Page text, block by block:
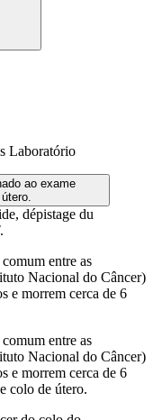
Laboratório
dépistage du
entre as
Nacional do Câncer)
e morrem cerca de 6
entre as
Nacional do Câncer)
e morrem cerca de 6
colo de útero.